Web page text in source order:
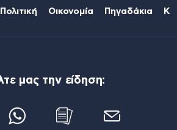
Πολιτική Οικονομία Πηγαδάκια
μας την είδηση: